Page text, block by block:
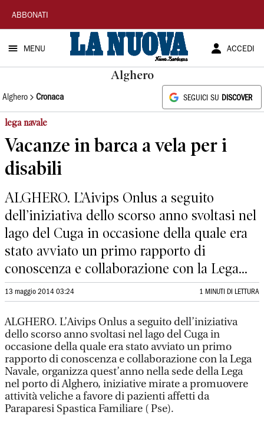
La
Nuova
Sardegna
ABBONATI
MENU ACCEDI
Alghero
Alghero Cronaca SEGUICI SU DISCOVER
lega navale
Vacanze in barca a vela per i
disabili
ALGHERO. L’Aivips Onlus a seguito
dell’iniziativa dello scorso anno svoltasi nel
lago del Cuga in occasione della quale era
stato avviato un primo rapporto di
conoscenza e collaborazione con la Lega...
13 maggio 2014 03:24 1 MINUTI DI LETTURA
ALGHERO. L’Aivips Onlus a seguito dell’iniziativa
dello scorso anno svoltasi nel lago del Cuga in
occasione della quale era stato avviato un primo
rapporto di conoscenza e collaborazione con la Lega
Navale, organizza quest’anno nella sede della Lega
nel porto di Alghero, iniziative mirate a promuovere
attività veliche a favore di pazienti affetti da
Paraparesi Spastica Familiare ( Pse).